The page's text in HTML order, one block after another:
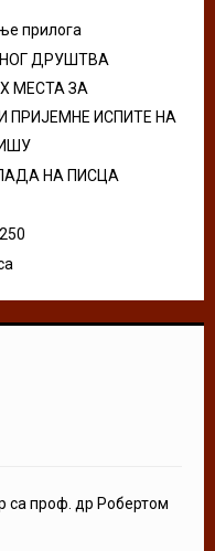
прилога
ДРУШТВА
МЕСТА ЗА
ИСПИТЕ НА
НА ПИСЦА
са проф. др Робертом